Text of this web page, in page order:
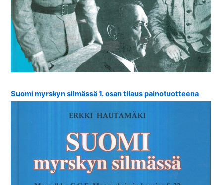
Suomi myrskyn silmässä 1. osan tilaus painotuotteena